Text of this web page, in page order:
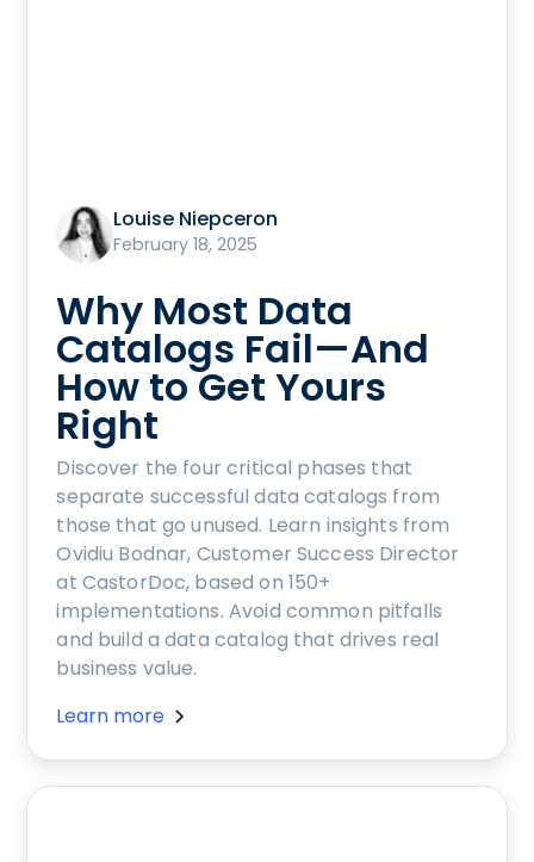
Louise Niepceron
February 18, 2025
Why Most Data
Catalogs Fail—And
How to Get Yours
Right
Discover the four critical phases that
separate successful data catalogs from
those that go unused. Learn insights from
Ovidiu Bodnar, Customer Success Director
at CastorDoc, based on 150+
implementations. Avoid common pitfalls
and build a data catalog that drives real
business value.
Learn more